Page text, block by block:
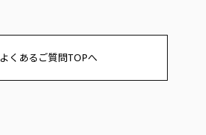
よくあるご質問TOPへ